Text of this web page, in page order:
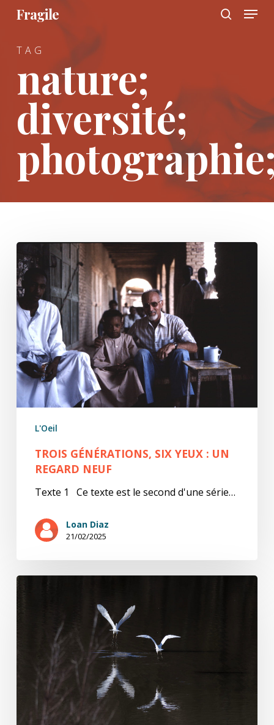
Skip
content
Fragile Menu
TAG
nature;
diversité;
Trois
générations,
six
yeux
:
un
regard
neuf
L'Oeil
TROIS GÉNÉRATIONS, SIX YEUX : UN
REGARD NEUF
Texte 1 Ce texte est le second d'une série…
Loan Diaz
21/02/2025
natures
ViVes
(13/15)